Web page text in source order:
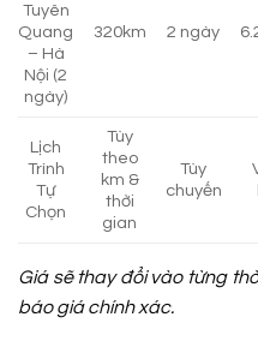
Tuyên
Quang
– Hà
Nội (2
ngày)
320km 2 ngày
Lịch
Trình
Tự
Chọn
Tùy
theo
km &
thời
gian
Tùy
chuyến
Giá sẽ thay đổi vào từng
báo giá chính xác.